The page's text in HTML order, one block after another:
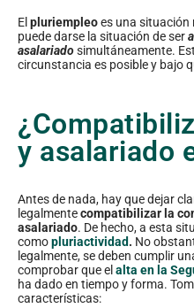
El pluriempleoes una situación
puede darse la situación de ser
asalariadosimultáneamente.
circunstancia es posible y bajo
y asalariado
Antes de nada, hay que dejar
legalmentecompatibilizar la
asalariado. De hecho, a esta
comopluriactividad. No
legalmente, se deben cumplir
comprobar que el alta en la
ha dado en tiempo y forma.
características: